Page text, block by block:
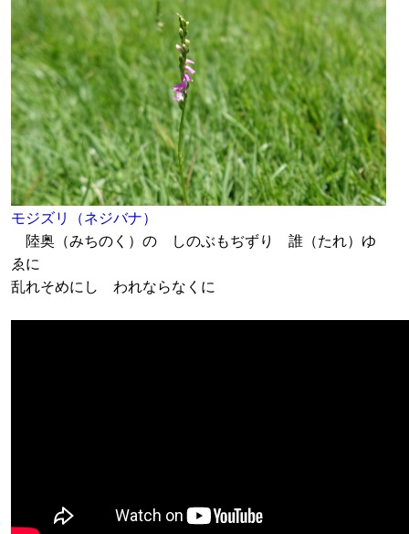
モジズリ（ネジバナ）
陸奥（みちのく）の しのぶもぢずり 誰（たれ）ゆ
ゑに
乱れそめにし われならなくに